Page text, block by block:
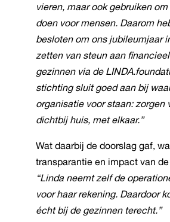
vieren, maar ook gebruiken
doen voor mensen. Daarom
besloten om ons jubileumjaar
zetten van steun aan
gezinnen via de
stichting sluit goed aan bij
organisatie voor staan: zorgen
dichtbij huis, met elkaar.”
Wat daarbij de doorslag gaf,
transparantie en impact van de
“Linda neemt zelf de
voor haar rekening. Daardoor
écht bij de gezinnen terecht.”